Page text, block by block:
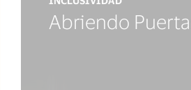
Abriendo